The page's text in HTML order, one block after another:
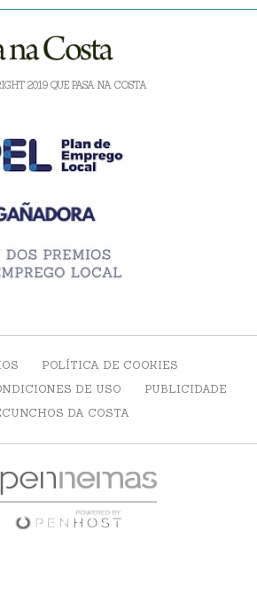
2019 QUE PASA NA COSTA
POLÍTICA DE COOKIES
DE USO
PUBLICIDADE
DA COSTA